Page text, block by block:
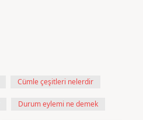
Cümle çeşitleri nelerdir
Durum eylemi ne demek